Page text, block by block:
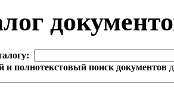
и полнотекстовый поиск документов